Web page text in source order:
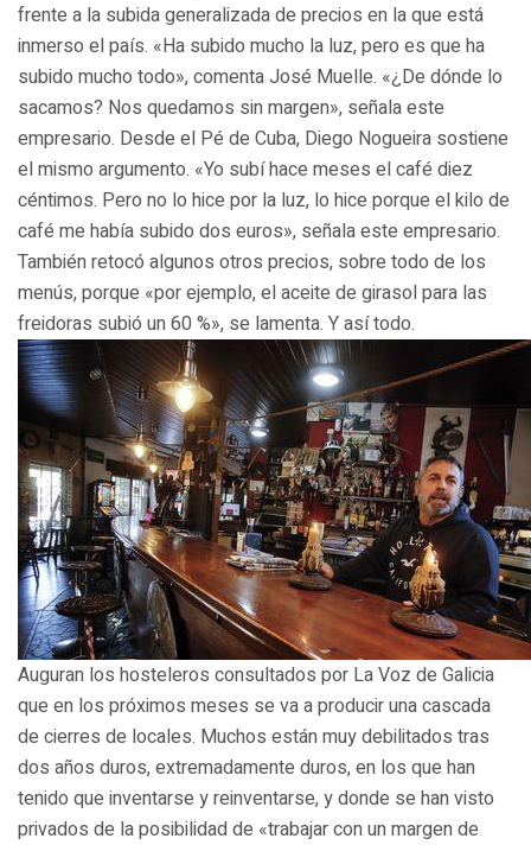
frente a la subida generalizada de precios en la que está
inmerso el país. «Ha subido mucho la luz, pero es que ha
subido mucho todo», comenta José Muelle. «¿De dónde lo
sacamos? Nos quedamos sin margen», señala este
empresario. Desde el Pé de Cuba, Diego Nogueira sostiene
el mismo argumento. «Yo subí hace meses el café diez
céntimos. Pero no lo hice por la luz, lo hice porque el kilo de
café me había subido dos euros», señala este empresario.
También retocó algunos otros precios, sobre todo de los
menús, porque «por ejemplo, el aceite de girasol para las
freidoras subió un 60 %», se lamenta. Y así todo.
Auguran los hosteleros consultados por La Voz de Galicia
que en los próximos meses se va a producir una cascada
de cierres de locales. Muchos están muy debilitados tras
dos años duros, extremadamente duros, en los que han
tenido que inventarse y reinventarse, y donde se han visto
privados de la posibilidad de «trabajar con un margen de